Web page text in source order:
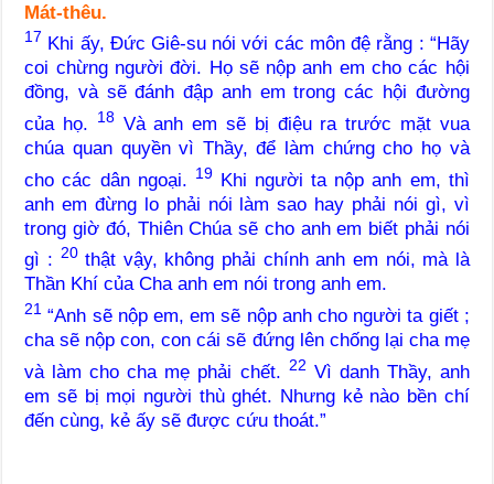
Mát-thêu.
17 Khi ấy, Đức Giê-su nói với các môn đệ rằng : “Hãy
coi chừng người đời. Họ sẽ nộp anh em cho các hội
đồng, và sẽ đánh đập anh em trong các hội đường
của họ.
18Và anh em sẽ bị điệu ra trước mặt vua
chúa quan quyền vì Thầy, để làm chứng cho họ và
cho các dân ngoại. 19Khi người ta nộp anh em, thì
anh em đừng lo phải nói làm sao hay phải nói gì, vì
trong giờ đó, Thiên Chúa sẽ cho anh em biết phải nói
gì : 20thật vậy, không phải chính anh em nói, mà là
Thần Khí của Cha anh em nói trong anh em.
21 “Anh sẽ nộp em, em sẽ nộp anh cho người ta giết ;
cha sẽ nộp con, con cái sẽ đứng lên chống lại cha mẹ
và làm cho cha mẹ phải chết. 22 Vì danh Thầy, anh
em sẽ bị mọi người thù ghét. Nhưng kẻ nào bền chí
đến cùng, kẻ ấy sẽ được cứu thoát.”